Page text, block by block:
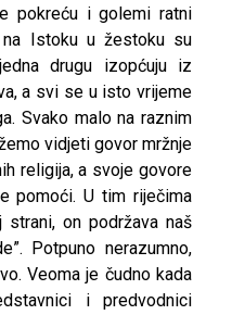
pokreću i golemi ratni
na Istoku u žestoku su
drugu izopćuju iz
a svi se u isto vrijeme
Svako malo na raznim
vidjeti govor mržnje
religija, a svoje govore
pomoći. U tim riječima
strani, on podržava naš
Potpuno nerazumno,
Veoma je čudno kada
i predvodnici